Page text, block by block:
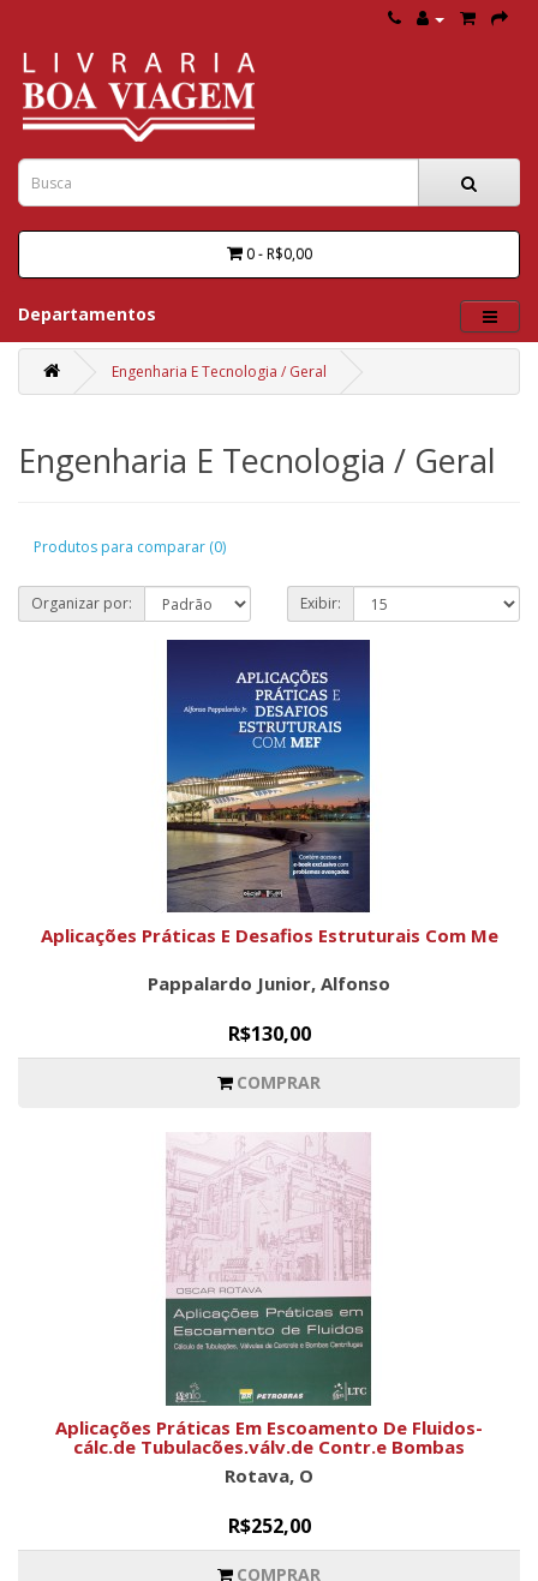
0 - R$0,00
Departamentos
Engenharia E Tecnologia / Geral
Engenharia E Tecnologia / Geral
Produtos para comparar (0)
Organizar por: Exibir:
Aplicações Práticas E Desafios Estruturais Com Me
Pappalardo Junior, Alfonso
R$130,00
COMPRAR
Aplicações Práticas Em Escoamento De Fluidos-
cálc.de Tubulações,válv.de Contr.e Bombas
Centrífugas
Rotava, O
R$252,00
COMPRAR